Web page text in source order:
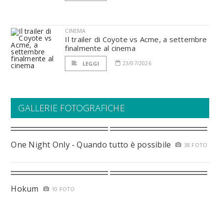
CINEMA
Il trailer di Coyote vs Acme, a settembre
finalmente al cinema
LEGGI 23/07/2026
GALLERIE FOTOGRAFICHE
One Night Only - Quando tutto è possibile 38 FOTO
Hokum 10 FOTO